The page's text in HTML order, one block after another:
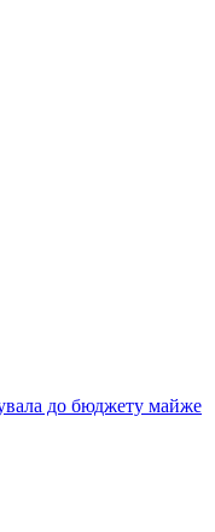
до бюджету майже